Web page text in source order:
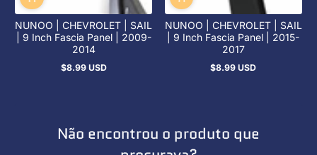
NUNOO | CHEVROLET | SAIL
| 9 Inch Fascia Panel | 2009-
2014
Preço
$8.99 USD
NUNOO | CHEVROLET | SAIL
| 9 Inch Fascia Panel | 2015-
2017
Preço
$8.99 USD
Não encontrou o produto que